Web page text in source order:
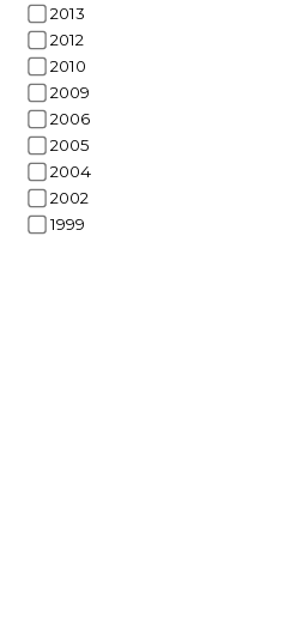
2013
2012
2010
2009
2006
2005
2004
2002
1999